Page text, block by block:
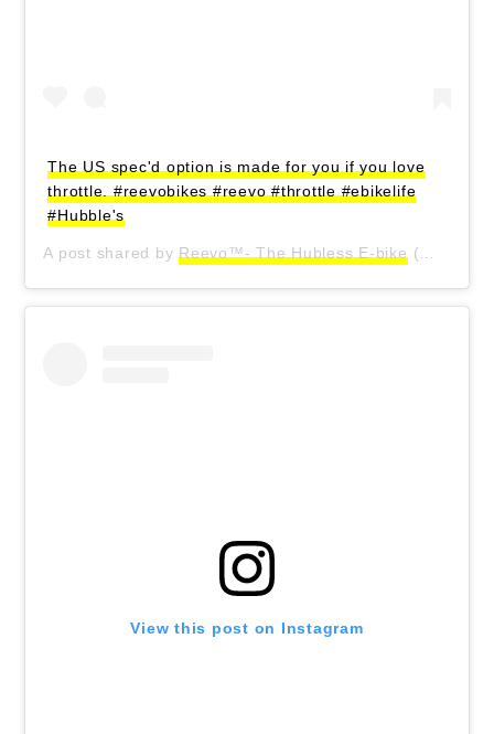
The US spec'd option is made for you if you love
throttle. #reevobikes #reevo #throttle #ebikelife
#Hubble's
A post shared by Reevo™- The Hubless E-bike (@reevo_bikes) on
View this post on Instagram